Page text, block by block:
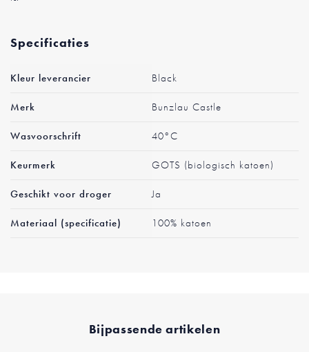
Specificaties
Meer
informatie
Kleur leverancier Black
Merk Bunzlau Castle
Wasvoorschrift 40°C
Keurmerk GOTS (biologisch katoen)
Geschikt voor droger Ja
Materiaal (specificatie) 100% katoen
Bijpassende artikelen